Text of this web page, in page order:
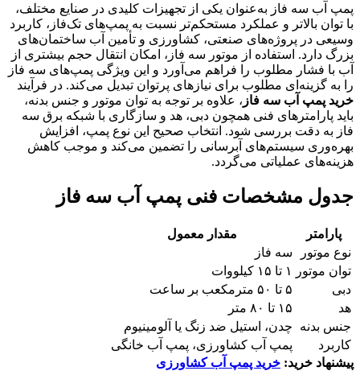
پمپ آب سه فاز به‌عنوان یکی از تجهیزات کلیدی در صنایع مختلف،
با توان بالاتر و عملکرد مستحکم‌تر نسبت به پمپ‌های تک‌فاز، کاربرد
وسیعی در پروژه‌های صنعتی، کشاورزی و تأمین آب ساختمان‌های
بزرگ دارد. استفاده از موتور سه فاز، امکان انتقال حجم بیشتری از
آب با فشار مطلوب را فراهم می‌آورد و این ویژگی پمپ‌های سه فاز
را به گزینه‌ای مطلوب برای نیازهای پرتوان تبدیل می‌کند. در فرآیند
خرید پمپ آب سه فاز ، علاوه بر توجه به توان موتور و جنس بدنه،
باید پارامترهای فنی همچون دبی، هد و سازگاری با شبکه برق سه
فاز به دقت بررسی شود. انتخاب صحیح این نوع پمپ، افزایش
بهره‌وری سیستم‌های آبرسانی را تضمین می‌کند و موجب کاهش
هزینه‌های عملیاتی می‌گردد.
جدول مشخصات فنی پمپ آب سه فاز
پارامتر
مقدار معمول
نوع موتور
سه فاز
توان موتور
۱ تا ۱۵ کیلووات
دبی
۵ تا ۵۰ مترمکعب بر ساعت
هد
۱۵ تا ۸۰ متر
جنس بدنه
چدن، استیل ضد زنگ یا آلومینیوم
کاربرد
پمپ آب کشاورزی، پمپ آب خانگی
پیشنهاد خرید: خرید پمپ آب کشاورزی